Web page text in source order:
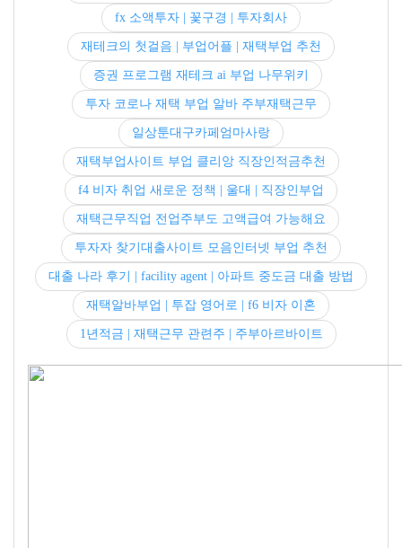
fx 소액투자 | 꽃구경 | 투자회사
재테크의 첫걸음 | 부업어플 | 재택부업 추천
증권 프로그램 재테크 ai 부업 나무위키
투자 코로나 재택 부업 알바 주부재택근무
일상툰대구카페엄마사랑
재택부업사이트 부업 클리앙 직장인적금추천
f4 비자 취업 새로운 정책 | 울대 | 직장인부업
재택근무직업 전업주부도 고액급여 가능해요
투자자 찾기대출사이트 모음인터넷 부업 추천
대출 나라 후기 | facility agent | 아파트 중도금 대출 방법
재택알바부업 | 투잡 영어로 | f6 비자 이혼
1년적금 | 재택근무 관련주 | 주부아르바이트